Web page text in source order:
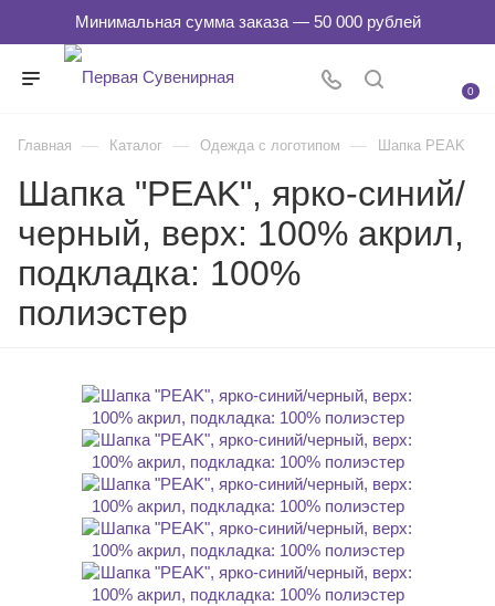
0
Главная — Каталог — Одежда с логотипом — Шапка PEAK
Шапка "PEAK", ярко-синий/
черный, верх: 100% акрил,
подкладка: 100%
полиэстер